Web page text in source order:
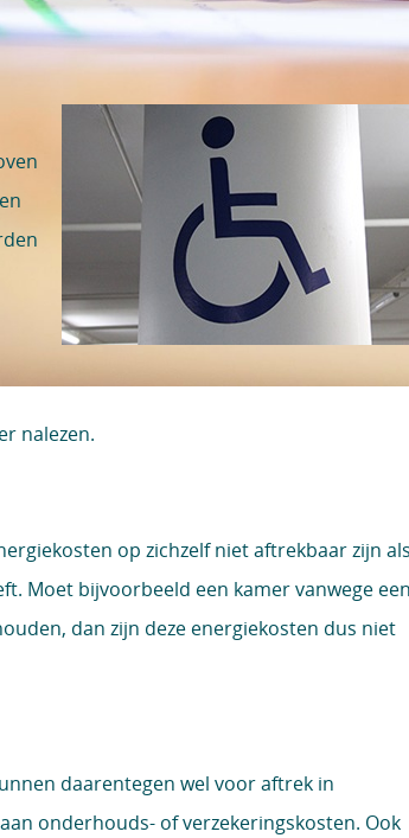
nalezen.
op zichzelf niet aftrekbaar zijn
Moet bijvoorbeeld een kamer vanwege
dan zijn deze energiekosten dus niet
daarentegen wel voor aftrek in
onderhouds- of verzekeringskosten. Ook